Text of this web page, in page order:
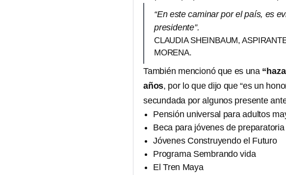
“En este caminar por el país, es
presidente”.
CLAUDIA SHEINBAUM,
MORENA.
También mencionó que es una
años, por lo que dijo que “es un
secundada por algunos presente
Pensión universal para adultos
Beca para jóvenes de preparatoria
Jóvenes Construyendo el Futuro
Programa Sembrando vida
El Tren Maya